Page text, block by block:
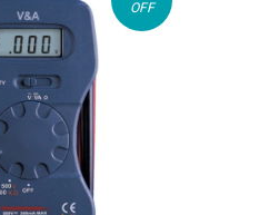
OFF